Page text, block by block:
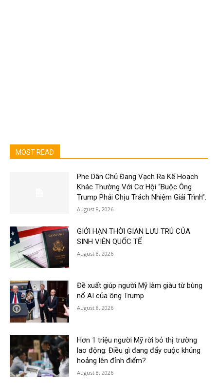
MOST READ
Phe Dân Chủ Đang Vạch Ra Kế Hoạch
Khác Thường Với Cơ Hội “Buộc Ông
Trump Phải Chịu Trách Nhiệm Giải Trình”.
August 8, 2026
GIỚI HẠN THỜI GIAN LƯU TRÚ CỦA
SINH VIÊN QUỐC TẾ
August 8, 2026
Đề xuất giúp người Mỹ làm giàu từ bùng
nổ AI của ông Trump
August 8, 2026
Hơn 1 triệu người Mỹ rời bỏ thị trường
lao động: Điều gì đang đẩy cuộc khủng
hoảng lên đỉnh điểm?
August 8, 2026